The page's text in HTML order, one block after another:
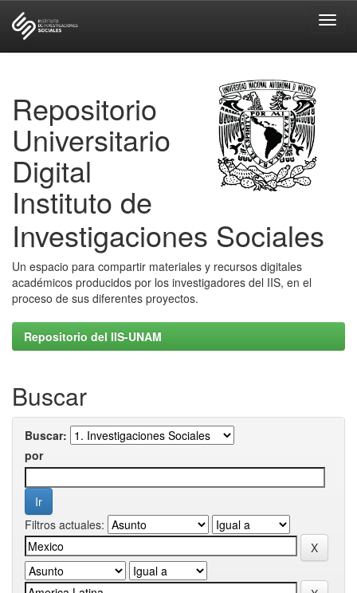
Repositorio
Universitario
Digital
Instituto de
Investigaciones Sociales
Un espacio para compartir materiales y recursos digitales
académicos producidos por los investigadores del IIS, en el
proceso de sus diferentes proyectos.
Repositorio del IIS-UNAM
Buscar
Buscar:
por
Filtros actuales: